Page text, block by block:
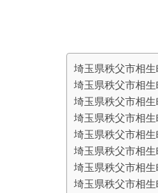
埼玉県秩父市相
埼玉県秩父市相
埼玉県秩父市相生
埼玉県秩父市相
埼玉県秩父市相
埼玉県秩父市相
埼玉県秩父市相
埼玉県秩父市相